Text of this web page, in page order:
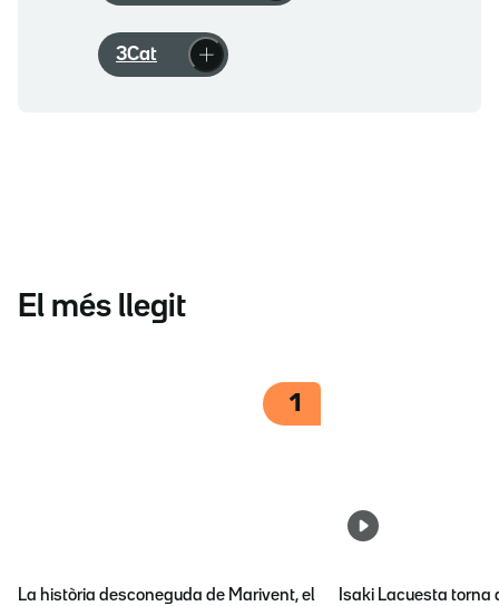
3Cat
El més llegit
1
La història desconeguda de Marivent, el
Isaki Lacuesta torna